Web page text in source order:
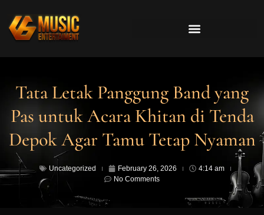
Tata Letak Panggung Band yang
Pas untuk Acara Khitan di Tenda
Depok Agar Tamu Tetap Nyaman
Uncategorized February 26, 2026
4:14 am
No Comments